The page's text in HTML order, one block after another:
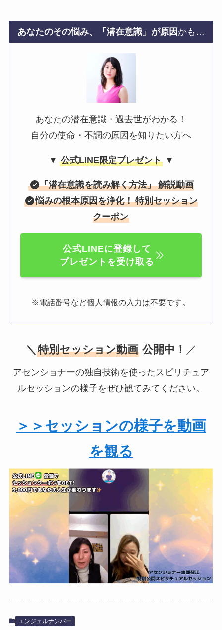
あなたのその悩み、「潜在意識」が原因 かも…
あなたの潜在意識・過去世がわかる！
自分の使命・不調の原因を知りたい方へ
▼ 公式LINE限定プレゼント▼
「潜在意識を読み解く方法」 解説動画
悩みの根本原因を浄化！ 特別セッション
クーポン
公式LINEに登録して
プレゼントを受け取る
※電話番号など個人情報の入力は不要です。
＼ 特別セッション動画公開中！ ／
アセンショナーの独自技術を使ったスピリチュア
ルセッションの様子をぜひ観てみてください。
＞＞セッションの様子を動画
を観る
エンジェルナンバー